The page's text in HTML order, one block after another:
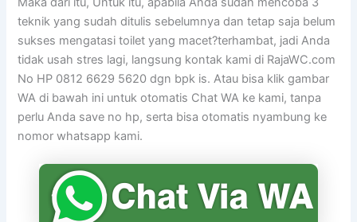
teknik yang sudah ditulis sebelumnya dan tetap saja belum
sukses mengatasi toilet yang macet?terhambat, jadi Anda
tidak usah stres lagi, langsung kontak kami di RajaWC.com
No HP 0812 6629 5620 dgn bpk is. Atau bisa klik gambar
WA di bawah ini untuk otomatis Chat WA ke kami, tanpa
perlu Anda save no hp, serta bisa otomatis nyambung ke
nomor whatsapp kami.